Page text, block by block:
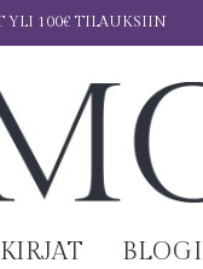
YLI 100€ TILAUKSIIN
KIRJAT BLOGI